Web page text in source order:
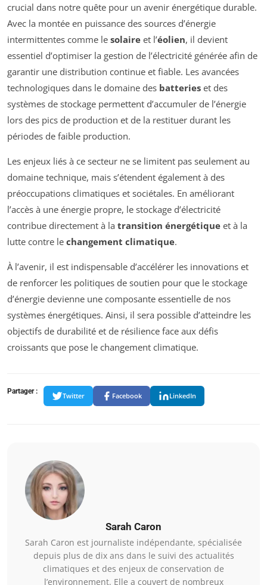
crucial dans notre quête pour un avenir énergétique durable.
Avec la montée en puissance des sources d’énergie
intermittentes comme le solaire et l’éolien, il devient
essentiel d’optimiser la gestion de l’électricité générée afin de
garantir une distribution continue et fiable. Les avancées
technologiques dans le domaine des batteries et des
systèmes de stockage permettent d’accumuler de l’énergie
lors des pics de production et de la restituer durant les
périodes de faible production.
Les enjeux liés à ce secteur ne se limitent pas seulement au
domaine technique, mais s’étendent également à des
préoccupations climatiques et sociétales. En améliorant
l’accès à une énergie propre, le stockage d’électricité
contribue directement à la transition énergétique et à la
lutte contre le changement climatique.
À l’avenir, il est indispensable d’accélérer les innovations et
de renforcer les politiques de soutien pour que le stockage
d’énergie devienne une composante essentielle de nos
systèmes énergétiques. Ainsi, il sera possible d’atteindre les
objectifs de durabilité et de résilience face aux défis
croissants que pose le changement climatique.
Partager :
Twitter Facebook LinkedIn
Sarah Caron
Sarah Caron est journaliste indépendante, spécialisée
depuis plus de dix ans dans le suivi des actualités
climatiques et des enjeux de conservation de
l’environnement. Elle a couvert de nombreux